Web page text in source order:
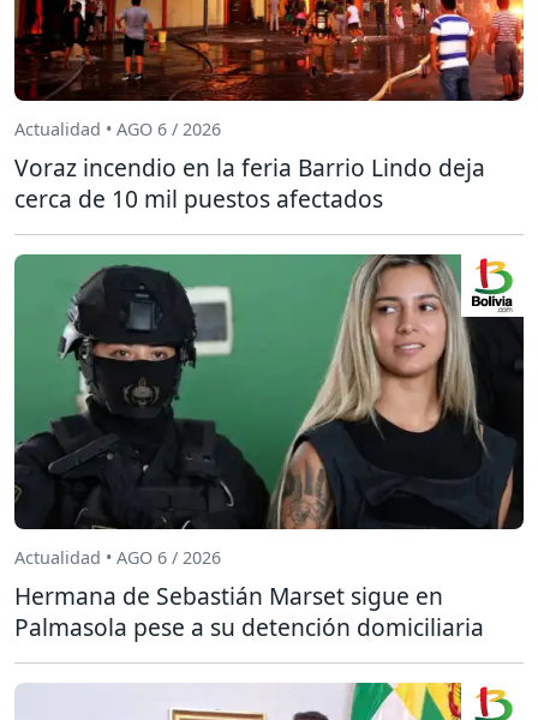
Actualidad • AGO 6 / 2026
Voraz incendio en la feria Barrio Lindo deja
cerca de 10 mil puestos afectados
Actualidad • AGO 6 / 2026
Hermana de Sebastián Marset sigue en
Palmasola pese a su detención domiciliaria